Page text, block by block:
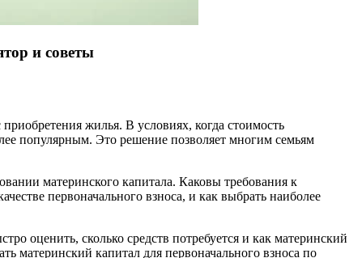
и советы
жилья. В условиях, когда стоимость
популярным. Это решение позволяет многим семьям
материнского капитала. Каковы требования к
первоначального взноса, и как выбрать наиболее
оценить, сколько средств потребуется и как материнский
материнский капитал для первоначального взноса по